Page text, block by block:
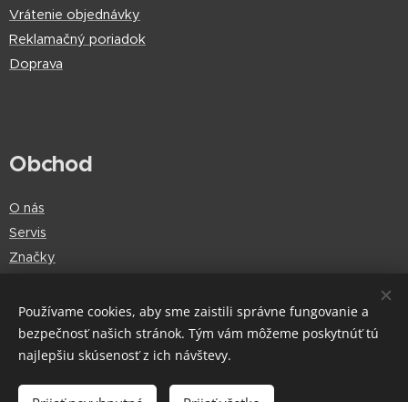
Vrátenie objednávky
Reklamačný poriadok
Doprava
Obchod
O nás
Servis
Značky
Cookies
Používame cookies, aby sme zaistili správne fungovanie a
bezpečnosť našich stránok. Tým vám môžeme poskytnúť tú
najlepšiu skúsenosť z ich návštevy.